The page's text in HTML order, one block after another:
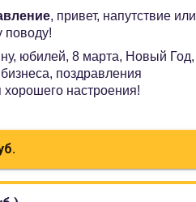
, привет, напутствие или
поводу!
юбилей, 8 марта, Новый Год,
поздравления
хорошего настроения!